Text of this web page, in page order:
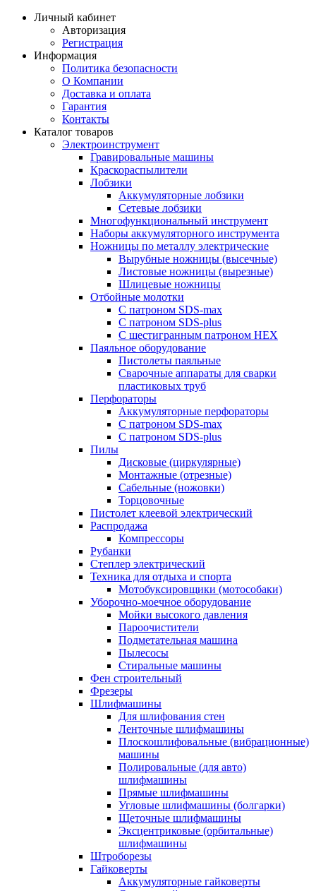
Личный кабинет
Авторизация
Регистрация
Информация
Политика безопасности
О Компании
Доставка и оплата
Гарантия
Контакты
Каталог товаров
Электроинструмент
Гравировальные машины
Краскораспылители
Лобзики
Аккумуляторные лобзики
Сетевые лобзики
Многофункциональный инструмент
Наборы аккумуляторного инструмента
Ножницы по металлу электрические
Вырубные ножницы (высечные)
Листовые ножницы (вырезные)
Шлицевые ножницы
Отбойные молотки
С патроном SDS-max
С патроном SDS-plus
С шестигранным патроном HEX
Паяльное оборудование
Пистолеты паяльные
Сварочные аппараты для сварки
пластиковых труб
Перфораторы
Аккумуляторные перфораторы
С патроном SDS-max
С патроном SDS-plus
Пилы
Дисковые (циркулярные)
Монтажные (отрезные)
Сабельные (ножовки)
Торцовочные
Пистолет клеевой электрический
Распродажа
Компрессоры
Рубанки
Степлер электрический
Техника для отдыха и спорта
Мотобуксировщики (мотособаки)
Уборочно-моечное оборудование
Мойки высокого давления
Пароочистители
Подметательная машина
Пылесосы
Стиральные машины
Фен строительный
Фрезеры
Шлифмашины
Для шлифования стен
Ленточные шлифмашины
Плоскошлифовальные (вибрационные)
машины
Полировальные (для авто)
шлифмашины
Прямые шлифмашины
Угловые шлифмашины (болгарки)
Щеточные шлифмашины
Эксцентриковые (орбитальные)
шлифмашины
Штроборезы
Гайковерты
Аккумуляторные гайковерты